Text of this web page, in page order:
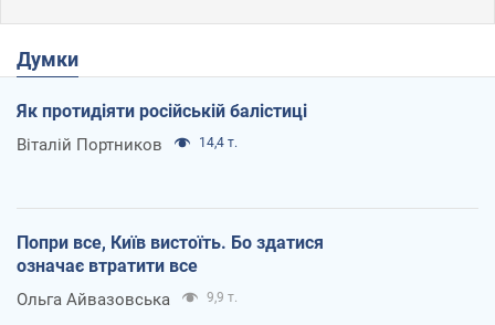
Думки
Як протидіяти російській балістиці
Віталій Портников 14,4 т.
Попри все, Київ вистоїть. Бо здатися
означає втратити все
Ольга Айвазовська 9,9 т.